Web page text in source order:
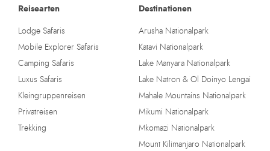
Reisearten
Lodge Safaris
Mobile Explorer Safaris
Camping Safaris
Luxus Safaris
Kleingruppenreisen
Privatreisen
Trekking
Destinationen
Arusha Nationalpark
Katavi Nationalpark
Lake Manyara Nationalpark
Lake Natron & Ol Doinyo Lengai
Mahale Mountains Nationalpark
Mikumi Nationalpark
Mkomazi Nationalpark
Mount Kilimanjaro Nationalpark